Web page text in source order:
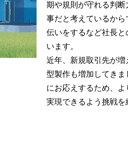
期や規則が守れる判
事だと考えているか
伝いをするなど社長
います。
近年、新規取引先が
型製作も増加してき
にお応えするため、
実現できるよう挑戦を